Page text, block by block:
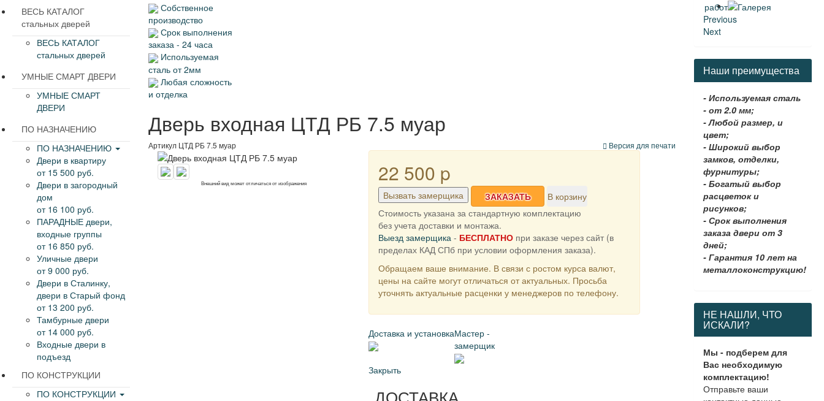
ВЕСЬ КАТАЛОГ
стальных дверей
ВЕСЬ КАТАЛОГ
стальных дверей
УМНЫЕ СМАРТ ДВЕРИ
УМНЫЕ СМАРТ
ДВЕРИ
ПО НАЗНАЧЕНИЮ
ПО НАЗНАЧЕНИЮ
Двери в квартиру
от 15 500 руб.
Двери в загородный
дом
от 16 100 руб.
ПАРАДНЫЕ двери,
входные группы
от 16 850 руб.
Уличные двери
от 9 000 руб.
Двери в Сталинку,
двери в Старый фонд
от 13 200 руб.
Тамбурные двери
от 14 000 руб.
Входные двери в
подъезд
ПО КОНСТРУКЦИИ
ПО КОНСТРУКЦИИ
Собственное
производство
Срок выполнения
заказа - 24 часа
Используемая
сталь от 2мм
Любая сложность
и отделка
Дверь входная ЦТД РБ 7.5 муар
Артикул ЦТД РБ 7.5 муар Версия для печати
Внешний вид может отличаться от изображения 22 500 p
Вызвать замерщика ЗАКАЗАТЬ
В корзину
Стоимость указана за стандартную комплектацию
без учета доставки и монтажа.
Выезд замерщика - БЕСПЛАТНО при заказе через сайт (в
пределах КАД СПб при условии оформления заказа).
Обращаем ваше внимание. В связи с ростом курса валют,
цены на сайте могут отличаться от актуальных. Просьба
уточнять актуальные расценки у менеджеров по телефону.
Доставка и установкаМастер -
замерщик
Закрыть
Previous
Next
Наши преимущества
- Используемая сталь
- от 2.0 мм;
- Любой размер, и
цвет;
- Широкий выбор
замков, отделки,
фурнитуры;
- Богатый выбор
расцветок и
рисунков;
- Срок выполнения
заказа двери от 3
дней;
- Гарантия 10 лет на
металлоконструкцию!
НЕ НАШЛИ, ЧТО
ИСКАЛИ?
Мы - подберем для
Вас необходимую
комплектацию!
Отправьте ваши